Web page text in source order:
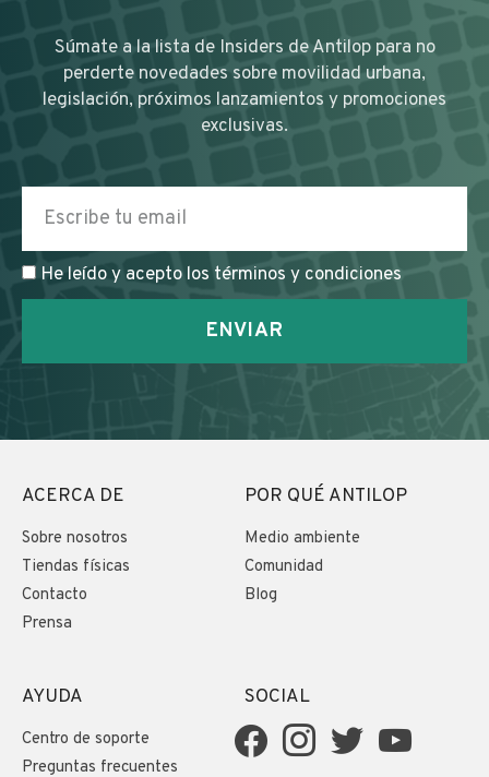
Súmate a la lista de Insiders de Antilop para no
perderte novedades sobre movilidad urbana,
legislación, próximos lanzamientos y promociones
exclusivas.
He leído y acepto los términos y condiciones
ENVIAR
ACERCA DE
Sobre nosotros
Tiendas físicas
Contacto
Prensa
POR QUÉ ANTILOP
Medio ambiente
Comunidad
Blog
AYUDA
Centro de soporte
Preguntas frecuentes
SOCIAL